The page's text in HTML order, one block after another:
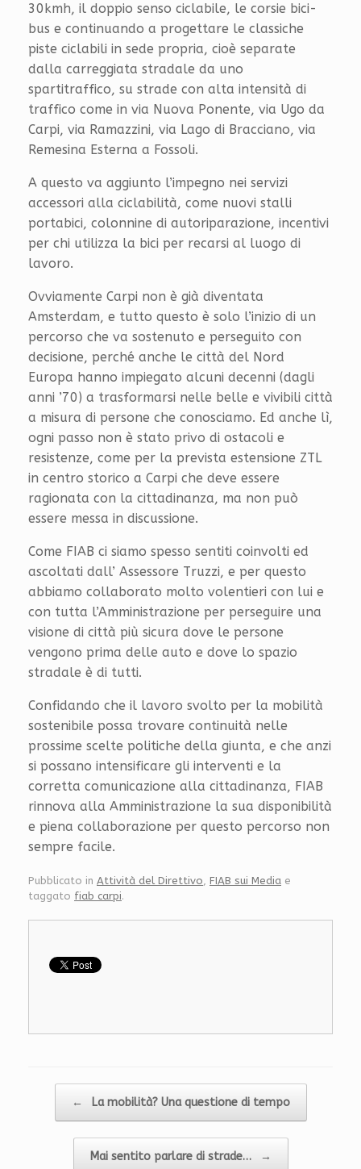
30kmh, il doppio senso ciclabile, le corsie bici-
bus e continuando a progettare le classiche
piste ciclabili in sede propria, cioè separate
dalla carreggiata stradale da uno
spartitraffico, su strade con alta intensità di
traffico come in via Nuova Ponente, via Ugo da
Carpi, via Ramazzini, via Lago di Bracciano, via
Remesina Esterna a Fossoli.
A questo va aggiunto l’impegno nei servizi
accessori alla ciclabilità, come nuovi stalli
portabici, colonnine di autoriparazione, incentivi
per chi utilizza la bici per recarsi al luogo di
lavoro.
Ovviamente Carpi non è già diventata
Amsterdam, e tutto questo è solo l’inizio di un
percorso che va sostenuto e perseguito con
decisione, perché anche le città del Nord
Europa hanno impiegato alcuni decenni (dagli
anni ’70) a trasformarsi nelle belle e vivibili città
a misura di persone che conosciamo. Ed anche lì,
ogni passo non è stato privo di ostacoli e
resistenze, come per la prevista estensione ZTL
in centro storico a Carpi che deve essere
ragionata con la cittadinanza, ma non può
essere messa in discussione.
Come FIAB ci siamo spesso sentiti coinvolti ed
ascoltati dall’ Assessore Truzzi, e per questo
abbiamo collaborato molto volentieri con lui e
con tutta l’Amministrazione per perseguire una
visione di città più sicura dove le persone
vengono prima delle auto e dove lo spazio
stradale è di tutti.
Confidando che il lavoro svolto per la mobilità
sostenibile possa trovare continuità nelle
prossime scelte politiche della giunta, e che anzi
si possano intensificare gli interventi e la
corretta comunicazione alla cittadinanza, FIAB
rinnova alla Amministrazione la sua disponibilità
e piena collaborazione per questo percorso non
sempre facile.
Pubblicato in Attività del Direttivo FIAB sui Media e
taggato fiab carpi.
←
La mobilità? Una questione di tempo
Mai sentito parlare di strade… →